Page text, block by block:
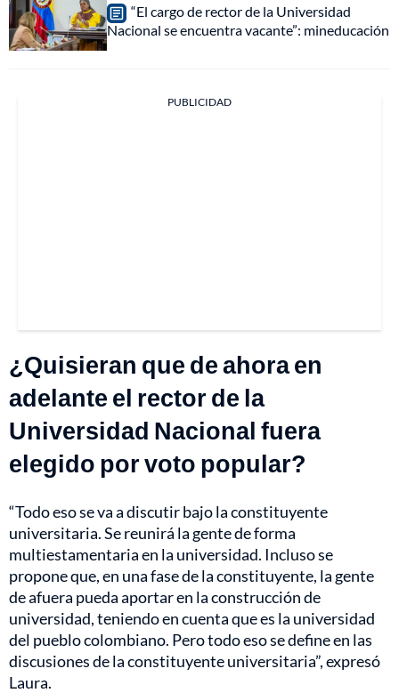
“El cargo de rector de la Universidad
Nacional se encuentra vacante”: mineducación
PUBLICIDAD
¿Quisieran que de ahora en
adelante el rector de la
Universidad Nacional fuera
elegido por voto popular?
“Todo eso se va a discutir bajo la constituyente
universitaria. Se reunirá la gente de forma
multiestamentaria en la universidad. Incluso se
propone que, en una fase de la constituyente, la gente
de afuera pueda aportar en la construcción de
universidad, teniendo en cuenta que es la universidad
del pueblo colombiano. Pero todo eso se define en las
discusiones de la constituyente universitaria”, expresó
Laura.